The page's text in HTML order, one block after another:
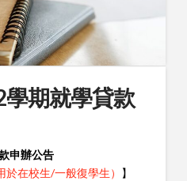
期就學貸款
申辦公告
在校生/一般復學生）
】